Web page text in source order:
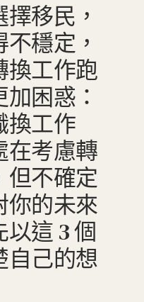
移民，
穩定，
換工作跑
困惑：
換工作
在考慮轉
但不確定
你的未來
這 3 個
自己的想